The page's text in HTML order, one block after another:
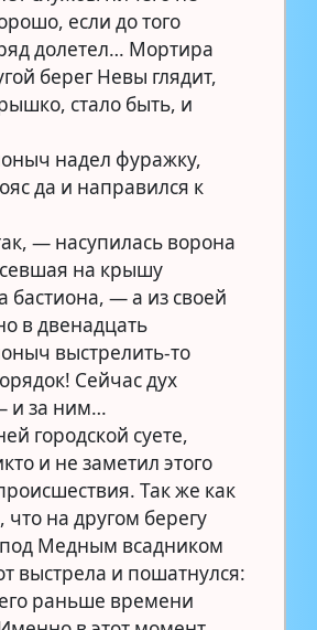
если до того
долетел… Мортира
берег Невы глядит,
стало быть, и
надел фуражку,
да и направился к
— насупилась ворона
на крышу
— а из своей
в двенадцать
выстрелить-то
Сейчас дух
и за ним…
городской суете,
и не заметил этого
Так же как
что на другом берегу
Медным всадником
выстрела и пошатнулся:
раньше времени